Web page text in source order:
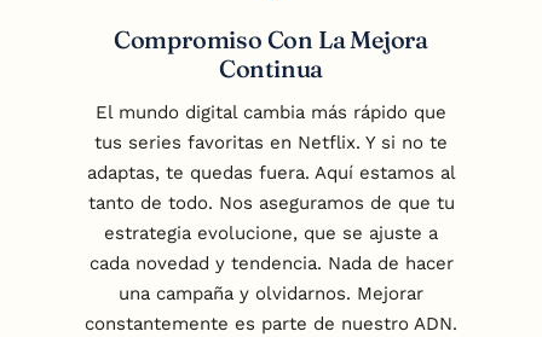
Compromiso Con La Mejora
Continua
El mundo digital cambia más rápido que
tus series favoritas en Netflix. Y si no te
adaptas, te quedas fuera. Aquí estamos al
tanto de todo. Nos aseguramos de que tu
estrategia evolucione, que se ajuste a
cada novedad y tendencia. Nada de hacer
una campaña y olvidarnos. Mejorar
constantemente es parte de nuestro ADN.